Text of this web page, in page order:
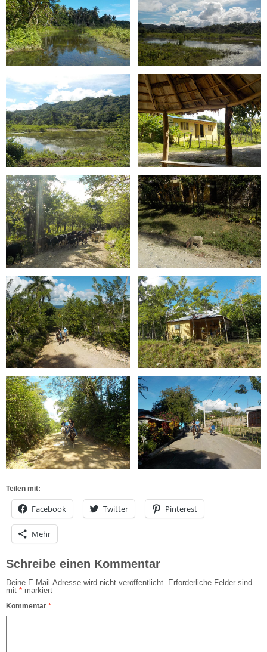
Teilen mit:
Facebook Twitter Pinterest
Mehr
Schreibe einen Kommentar
Deine E-Mail-Adresse wird nicht veröffentlicht.
Erforderliche Felder sind
mit * markiert
Kommentar *